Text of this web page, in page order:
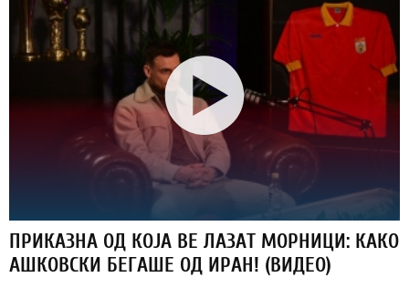
ПРИКАЗНА ОД КОЈА ВЕ ЛАЗАТ МОРНИЦИ: КАКО
АШКОВСКИ БЕГАШЕ ОД ИРАН! (ВИДЕО)